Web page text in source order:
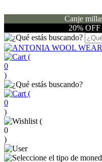
Canje
20% OFF
(
0
)
(
0
)
(
0
)